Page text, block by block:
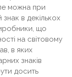
можна при
в декількох
що
на світовому
в яких
знаків
досить